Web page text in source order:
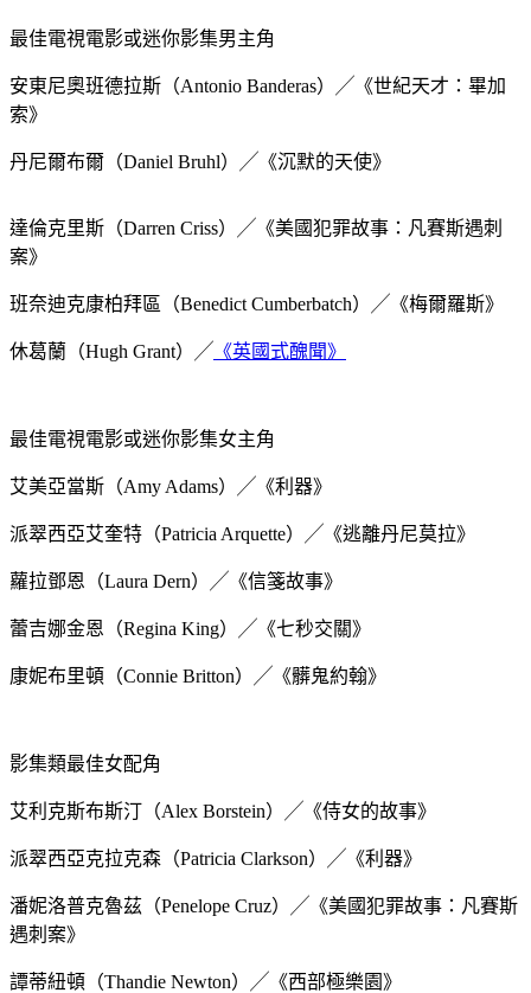
最佳電視電影或迷你影集男主角
安東尼奧班德拉斯（Antonio Banderas）╱《世紀天才：畢加
索》
丹尼爾布爾（Daniel Bruhl）╱《沉默的天使》
達倫克里斯（Darren Criss）╱《美國犯罪故事：凡賽斯遇刺
案》
班奈迪克康柏拜區（Benedict Cumberbatch）╱《梅爾羅斯》
休葛蘭（Hugh Grant）╱ 《英國式醜聞》
最佳電視電影或迷你影集女主角
艾美亞當斯（Amy Adams）╱《利器》
派翠西亞艾奎特（Patricia Arquette）╱《逃離丹尼莫拉》
蘿拉鄧恩（Laura Dern）╱《信箋故事》
蕾吉娜金恩（Regina King）╱《七秒交關》
康妮布里頓（Connie Britton）╱《髒鬼約翰》
影集類最佳女配角
艾利克斯布斯汀（Alex Borstein）╱《侍女的故事》
派翠西亞克拉克森（Patricia Clarkson）╱《利器》
潘妮洛普克魯茲（Penelope Cruz）╱《美國犯罪故事：凡賽斯
遇刺案》
譚蒂紐頓（Thandie Newton）╱《西部極樂園》